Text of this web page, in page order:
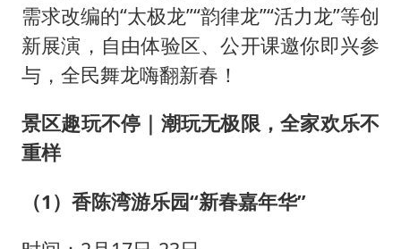
需求改编的“太极龙”“韵律龙”“活力龙”等创
新展演，自由体验区、公开课邀你即兴参
与，全民舞龙嗨翻新春！
景区趣玩不停｜潮玩无极限，全家欢乐不
重样
（1）香陈湾游乐园“新春嘉年华”